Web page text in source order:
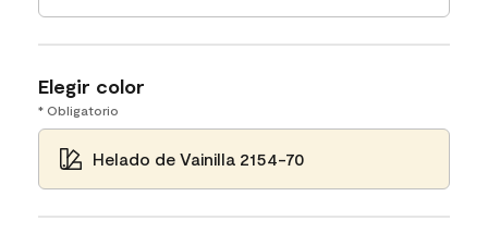
Elegir color
* Obligatorio
Helado de Vainilla 2154-70